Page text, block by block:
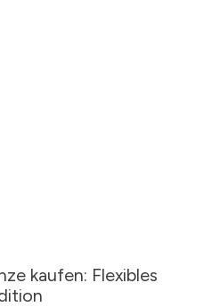
kaufen: Flexibles